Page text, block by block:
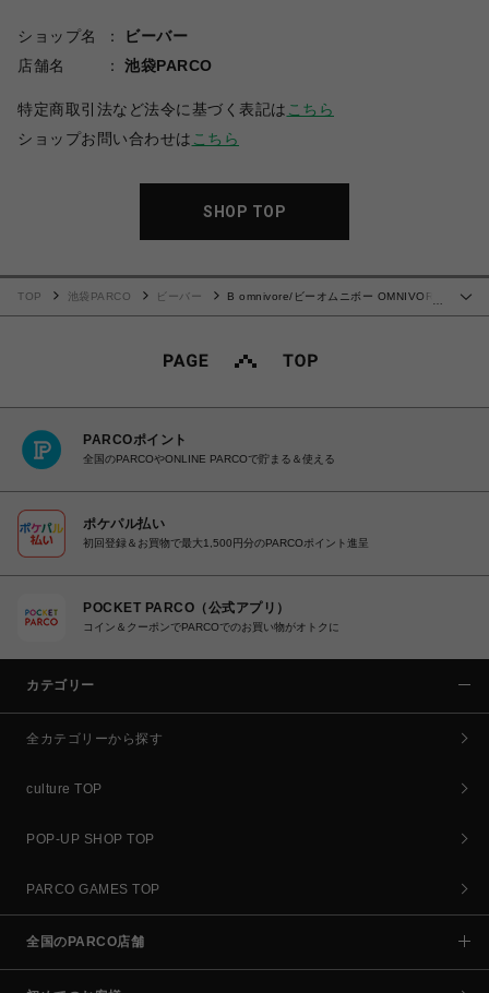
ショップ名
ビーバー
店舗名
池袋PARCO
特定商取引法など法令に基づく表記は こちら
ショップお問い合わせは こちら
SHOP TOP
TOP 池袋PARCO ビーバー
B omnivore/ビーオムニボー OMNIVORE
PARCOポイント
全国のPARCOやONLINE PARCOで貯まる＆使える
ポケパル払い
初回登録＆お買物で最大1,500円分のPARCOポイント進呈
POCKET PARCO（公式アプリ）
コイン＆クーポンでPARCOでのお買い物がオトクに
カテゴリー
全カテゴリーから探す
culture TOP
POP-UP SHOP TOP
PARCO GAMES TOP
全国のPARCO店舗